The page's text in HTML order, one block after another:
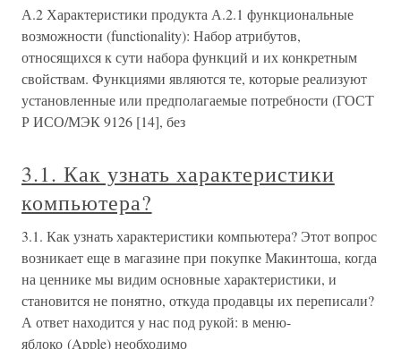
А.2 Характеристики продукта А.2.1 функциональные
возможности (functionality): Набор атрибутов,
относящихся к сути набора функций и их конкретным
свойствам. Функциями являются те, которые реализуют
установленные или предполагаемые потребности (ГОСТ
Р ИСО/МЭК 9126 [14], без
3.1. Как узнать характеристики
компьютера?
3.1. Как узнать характеристики компьютера? Этот вопрос
возникает еще в магазине при покупке Макинтоша, когда
на ценнике мы видим основные характеристики, и
становится не понятно, откуда продавцы их переписали?
А ответ находится у нас под рукой: в меню-
яблоко (Apple) необходимо